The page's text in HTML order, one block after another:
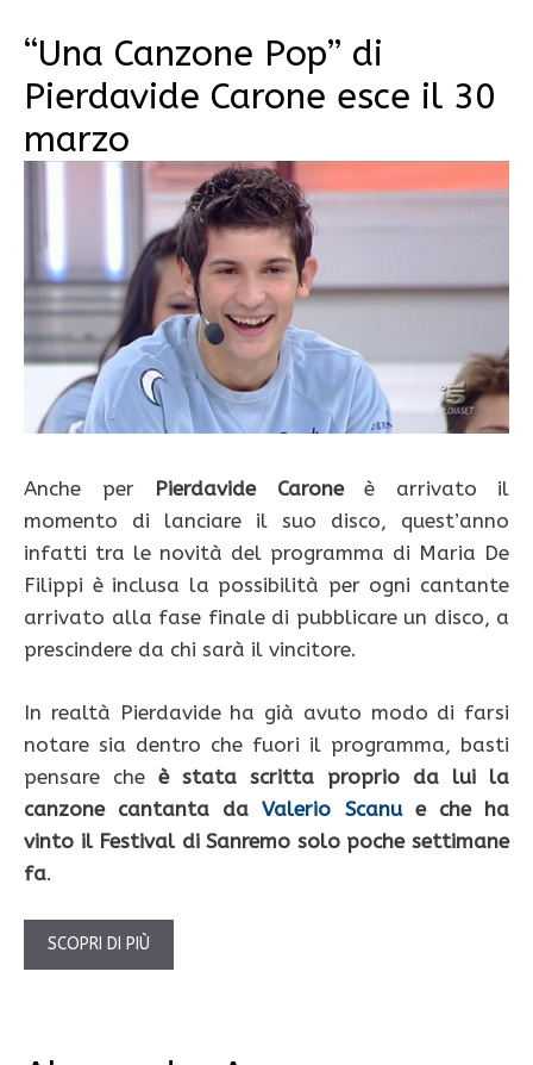
“Una Canzone Pop” di
Pierdavide Carone esce il 30
marzo
Anche per Pierdavide Caroneè arrivato il
momento di lanciare il suo disco, quest’anno
infatti tra le novità del programma di Maria De
Filippi è inclusa la possibilità per ogni cantante
arrivato alla fase finale di pubblicare un disco, a
prescindere da chi sarà il vincitore.
In realtà Pierdavide ha già avuto modo di farsi
notare sia dentro che fuori il programma, basti
pensare che è stata scritta proprio da lui la
canzone cantanta daValerio Scanue che ha
vinto il Festival di Sanremo solo poche settimane
fa.
SCOPRI DI PIÙ